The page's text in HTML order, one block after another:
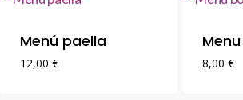
Menú paella
12,00 € 8,00€